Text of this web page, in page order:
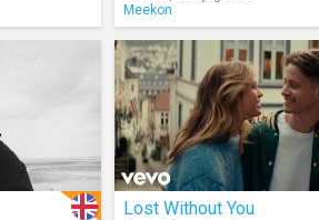
Meekon
Lost Without You